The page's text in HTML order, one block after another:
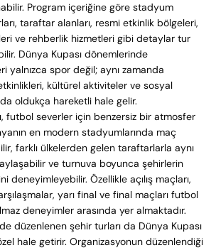
Program içeriğine göre stadyum
taraftar alanları, resmi etkinlik bölgeleri,
ve rehberlik hizmetleri gibi detaylar tur
Dünya Kupası dönemlerinde
yalnızca spor değil; aynı zamanda
kültürel aktiviteler ve sosyal
oldukça hareketli hale gelir.
futbol severler için benzersiz bir atmosfer
en modern stadyumlarında maç
farklı ülkelerden gelen taraftarlarla aynı
ve turnuva boyunca şehirlerin
deneyimleyebilir. Özellikle açılış maçları,
yarı final ve final maçları futbol
deneyimler arasında yer almaktadır.
düzenlenen şehir turları da Dünya Kupası
hale getirir. Organizasyonun düzenlendiği